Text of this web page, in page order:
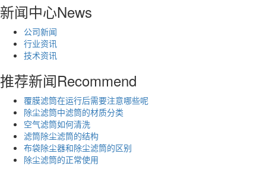
新闻中心News
公司新闻
行业资讯
技术资讯
推荐新闻Recommend
覆膜滤筒在运行后需要注意哪些呢
除尘滤筒中滤筒的材质分类
空气滤筒如何清洗
滤筒除尘滤筒的结构
布袋除尘器和除尘滤筒的区别
除尘滤筒的正常使用